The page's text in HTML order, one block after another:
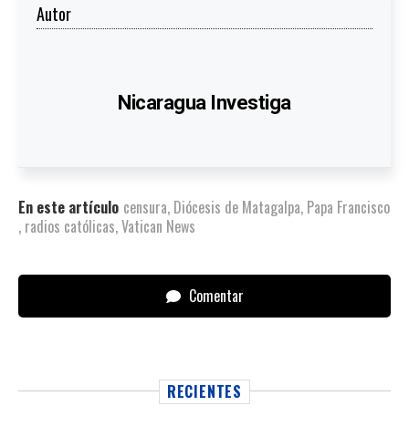
Autor
Nicaragua Investiga
En este artículo censura, Diócesis de Matagalpa, Papa Francisco
, radios católicas,Vatican News
Comentar
RECIENTES